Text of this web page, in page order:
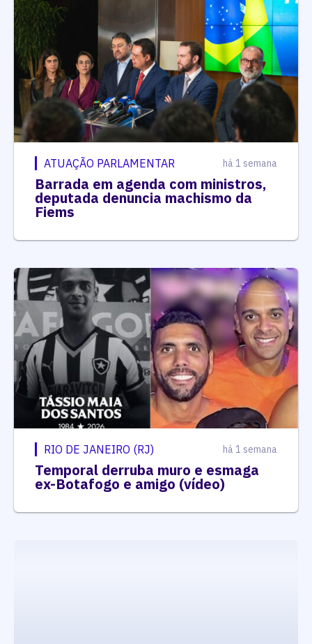
ATUAÇÃO PARLAMENTAR há 1 semana
Barrada em agenda com ministros,
deputada denuncia machismo da
Fiems
RIO DE JANEIRO (RJ) há 1 semana
Temporal derruba muro e esmaga
ex-Botafogo e amigo (vídeo)